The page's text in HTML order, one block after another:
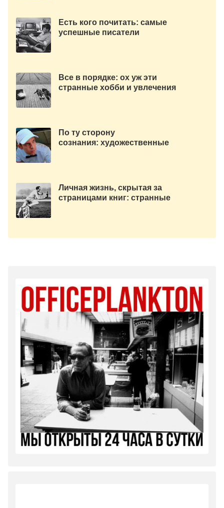
Есть кого почитать: самые
успешные писатели
Все в порядке: ох уж эти
странные хобби и увлечения
По ту сторону
сознания: художественные
Личная жизнь, скрытая за
страницами книг: странные